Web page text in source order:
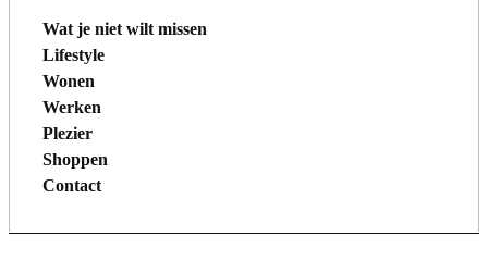
Wat je niet wilt missen
Lifestyle
Wonen
Werken
Plezier
Shoppen
Contact